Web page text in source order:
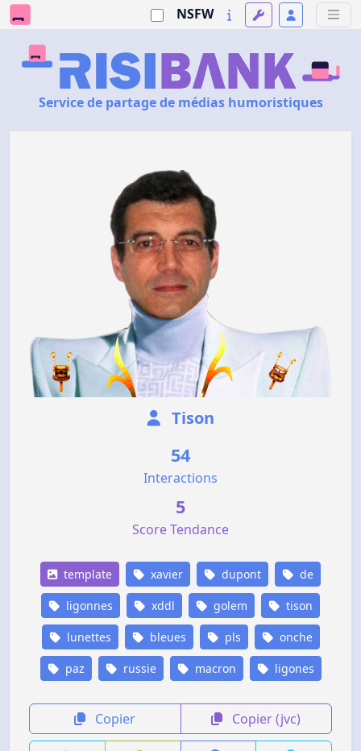
NSFW
Service de partage de médias humoristiques
Tison
54
Interactions
5
Score Tendance
template xavier dupont de
ligonnes xddl golem tison
lunettes bleues pls onche
paz russie macron ligones
Copier Copier (jvc)